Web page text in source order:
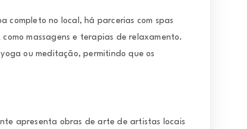
completo no local, há parcerias com spas
massagens e terapias de relaxamento.
ou meditação, permitindo que os
apresenta obras de arte de artistas locais